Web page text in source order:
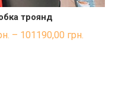
ПОКУПКА
троянд
– 101190,00 грн.